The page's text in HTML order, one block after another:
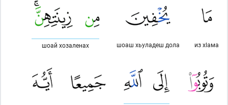
из хlама
шоаш хьуладеш дола
шоай хозаленах